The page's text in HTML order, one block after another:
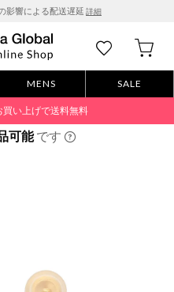
影響による配送遅延 詳細
MENS SALE
い上げで送料無料
可能です